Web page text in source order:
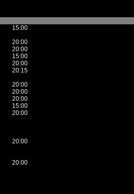
15:00
20:00
20:00
15:00
20:00
20:15
20:00
20:00
20:00
15:00
20:00
20:00
20:00